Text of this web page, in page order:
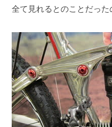
全て見れるとのことだった